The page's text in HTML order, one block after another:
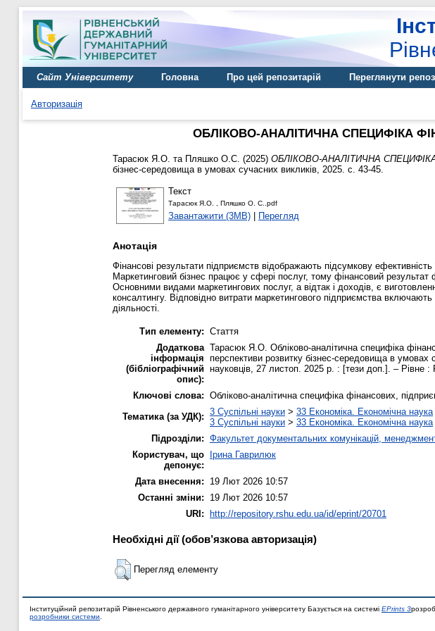
Сайт Університету Головна Про цей репозитарій Переглянути
Авторизація
ОБЛІКОВО-АНАЛІТИЧНА СПЕЦИФІКА
Тарасюк Я.О. та Пляшко О.С. (2025) ОБЛІКОВО-АНАЛІТИЧНА
бізнес-середовища в умовах сучасних викликів, 2025. с. 43-45.
Текст
Тарасюк Я.О. , Пляшко О. С..pdf
Завантажити (3MB) | Перегляд
Анотація
Фінансові результати підприємств відображають підсумкову
Маркетинговий бізнес працює у сфері послуг, тому фінансовий
Основними видами маркетингових послуг, а відтак і доходів, є
консалтингу. Відповідно витрати маркетингового підприємства
діяльності.
Тип елементу: Стаття
Додаткова
інформація
(бібліографічний
опис):
Тарасюк Я.О. Обліково-аналітична специфіка
перспективи розвитку бізнес-середовища в
науковців, 27 листоп. 2025 р. : [тези доп.]. – Рівне
Ключові слова: Обліково-аналітична специфіка фінансових,
Тематика (за УДК): 3 Суспільні науки > 33 Економіка. Економічна наука
3 Суспільні науки > 33 Економіка. Економічна наука
Підрозділи: Факультет документальних комунікацій,
Користувач, що
депонує:
Ірина Гаврилюк
Дата внесення:
19 Лют 2026 10:57
Останні зміни:
19 Лют 2026 10:57
URI:
http://repository.rshu.edu.ua/id/eprint/20701
Необхідні дії (обов’язкова авторизація)
Перегляд елементу
Інституційний репозитарій Рівненського державного гуманітарного університету Базується на системі EPrints 3
розробники системи